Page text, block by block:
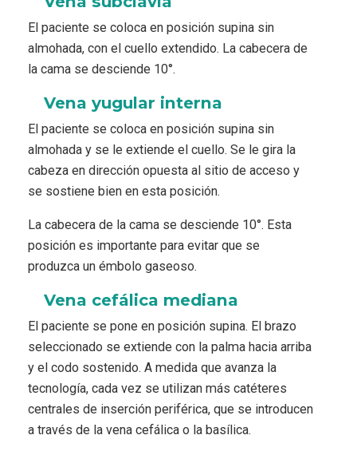
El paciente se coloca en posición supina sin
almohada, con el cuello extendido. La cabecera de
la cama se desciende 10°.
Vena yugular interna
El paciente se coloca en posición supina sin
almohada y se le extiende el cuello. Se le gira la
cabeza en dirección opuesta al sitio de acceso y
se sostiene bien en esta posición.
La cabecera de la cama se desciende 10°. Esta
posición es importante para evitar que se
produzca un émbolo gaseoso.
Vena cefálica mediana
El paciente se pone en posición supina. El brazo
seleccionado se extiende con la palma hacia arriba
y el codo sostenido. A medida que avanza la
tecnología, cada vez se utilizan más catéteres
centrales de inserción periférica, que se introducen
a través de la vena cefálica o la basílica.